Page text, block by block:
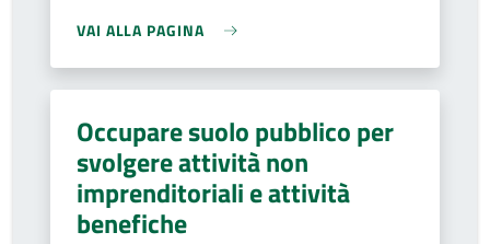
VAI ALLA PAGINA
Occupare suolo pubblico per
svolgere attività non
imprenditoriali e attività
benefiche